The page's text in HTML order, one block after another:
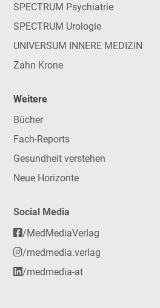
SPECTRUM Psychiatrie
SPECTRUM Urologie
UNIVERSUM INNERE MEDIZIN
Zahn Krone
Weitere
Bücher
Fach-Reports
Gesundheit verstehen
Neue Horizonte
Social Media
/MedMediaVerlag
/medmedia.verlag
/medmedia-at